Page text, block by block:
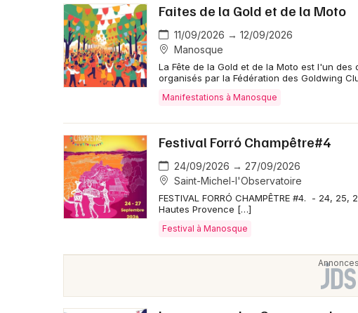
Faites de la Gold et de la Moto
11/09/2026 → 12/09/2026
Manosque
La Fête de la Gold et de la Moto est l'un
organisés par la Fédération des Goldwing
Manifestations à Manosque
Festival Forró Champêtre#4
24/09/2026 → 27/09/2026
Saint-Michel-l'Observatoire
FESTIVAL FORRÓ CHAMPÊTRE #4. - 24,
Hautes Provence […]
Festival à Manosque